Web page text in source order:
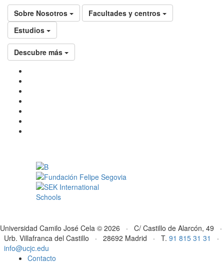
Sobre Nosotros
Facultades y centros
Estudios
Descubre más
Universidad Camilo José Cela © 2026 · C/ Castillo de Alarcón, 49 ·
Urb. Villafranca del Castillo · 28692 Madrid · T. 91 815 31 31
·
info@ucjc.edu
Contacto